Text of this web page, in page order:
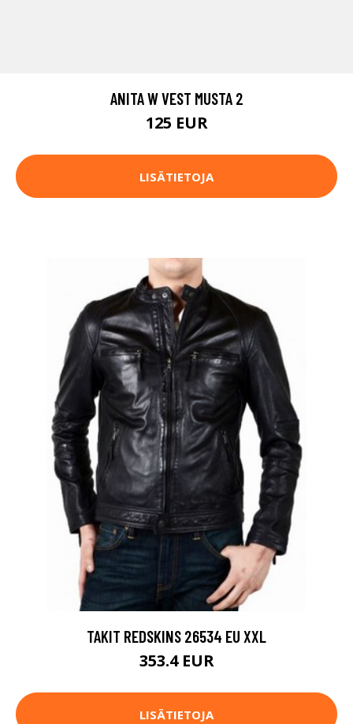
ANITA W VEST MUSTA 2
125 EUR
LISÄTIETOJA
TAKIT REDSKINS 26534 EU XXL
353.4 EUR
LISÄTIETOJA